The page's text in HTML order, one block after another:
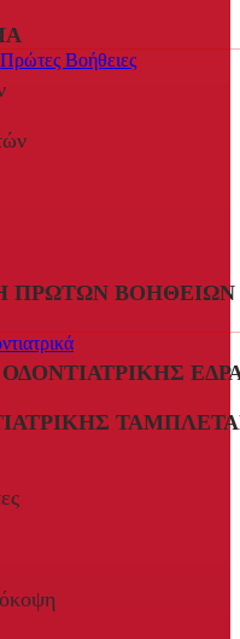
Πρώτες Βοήθειες
ΠΡΏΤΩΝ ΒΟΗΘΕΙΏΝ